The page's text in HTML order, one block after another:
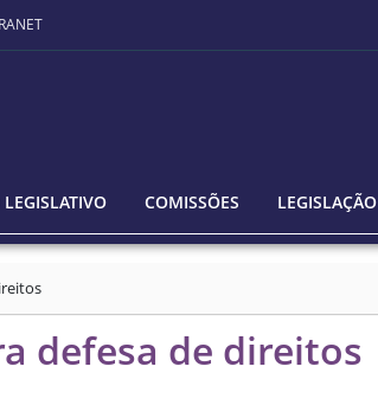
LEGISLATIVO COMISSÕES LEGISLAÇÃO
defesa de direitos